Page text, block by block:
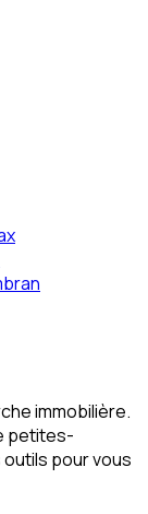
immobilière.
petites-
pour vous